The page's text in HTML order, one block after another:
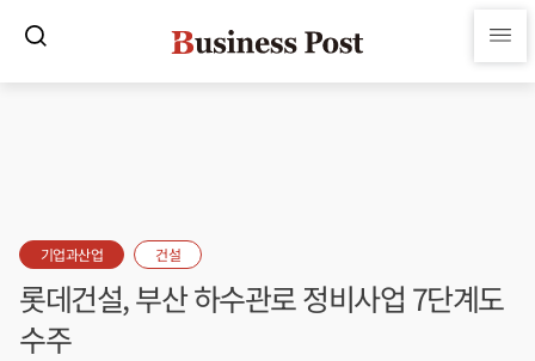
기업과산업 건설
롯데건설, 부산 하수관로 정비사업 7단계도
수주